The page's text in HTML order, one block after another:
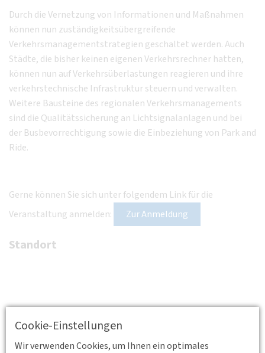
Cookie-Einstellungen
Wir verwenden Cookies, um Ihnen ein optimales
Durch die Vernetzung von Informationen und Maßnahmen
können nun zuständigkeitsübergreifende
Verkehrsmanagementstrategien geschaltet werden. Auch
Städte, die bisher keinen eigenen Verkehrsrechner hatten,
können nun auf Verkehrsüberlastungen reagieren und ihre
verkehrstechnische Infrastruktur steuern und verwalten.
Weitere Bausteine des regionalen Verkehrsmanagements
sind die Qualitätssicherung an Lichtsignalanlagen und bei
der Busbevorrechtigung sowie die Einbeziehung von Park and
Ride.
Gerne können Sie sich unter folgendem Link für die
Veranstaltung anmelden:
Zur Anmeldung
Standort